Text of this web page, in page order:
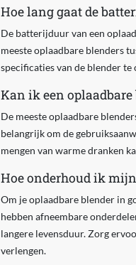
Hoe lang gaat de
De batterijduur van een
meeste oplaadbare blenders
specificaties van de blender
Kan ik een
De meeste oplaadbare
belangrijk om de
mengen van warme dranken
Hoe onderhoud ik
Om je oplaadbare blender in
hebben afneembare
langere levensduur. Zorg
verlengen.